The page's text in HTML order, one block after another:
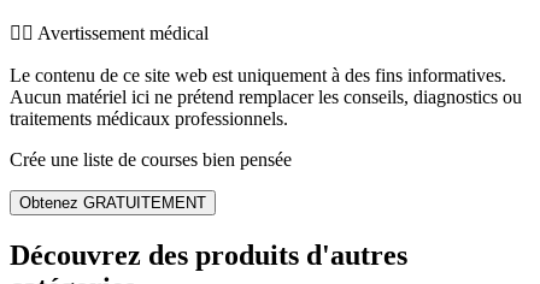
👨‍⚕️️ Avertissement médical
Le contenu de ce site web est uniquement à des fins informatives.
Aucun matériel ici ne prétend remplacer les conseils, diagnostics ou
traitements médicaux professionnels.
Crée une liste de courses bien pensée
Obtenez GRATUITEMENT
Découvrez des produits d'autres